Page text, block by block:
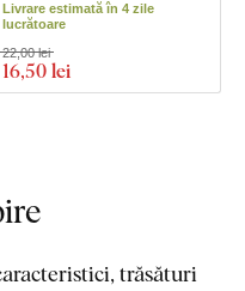
Livrare estimată în 4 zile
lucrătoare
16,50 lei
22,00 lei
trăsături